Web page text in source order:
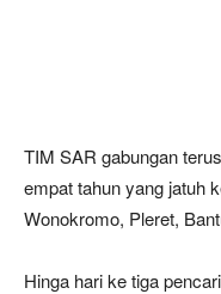
TIM SAR gabungan
empat tahun yang jatuh
Wonokromo, Pleret,
Hinga hari ke tiga